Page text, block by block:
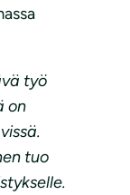
työ
on
tuo